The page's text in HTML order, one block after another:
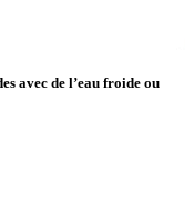
avec de l’eau froide ou